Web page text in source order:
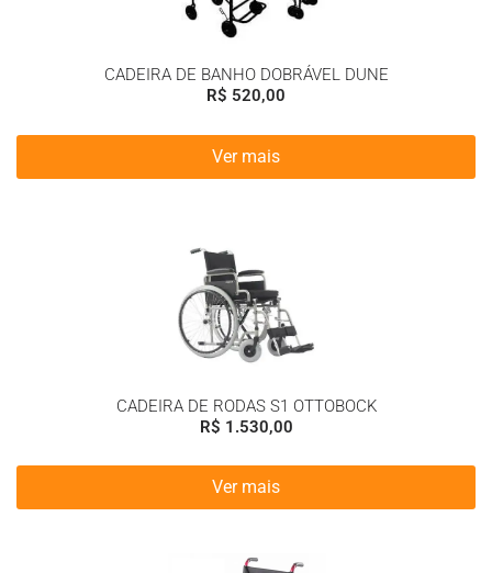
CADEIRA DE BANHO DOBRÁVEL DUNE
R$ 520,00
Ver mais
CADEIRA DE RODAS S1 OTTOBOCK
R$ 1.530,00
Ver mais